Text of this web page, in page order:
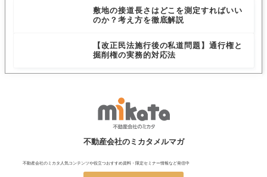
敷地の接道長さはどこを測定すればいい
のか？考え方を徹底解説
【改正民法施行後の私道問題】通行権と
掘削権の実務的対応法
不動産会社のミカタメルマガ
不動産会社のミカタ人気コンテンツや役立つおすすめ資料・限定セミナー情報など発信中